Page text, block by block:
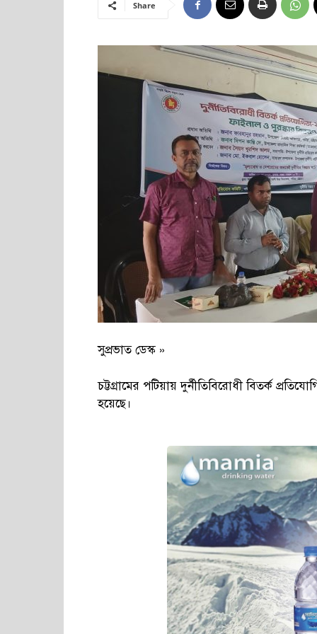
Share
সুপ্রভাত ডেস্ক »
চট্টগ্রামের পটিয়ায় দুর্নীতিবিরোধী বিতর্ক
হয়েছে।